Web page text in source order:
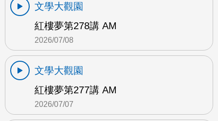
文學大觀園
紅樓夢第278講 AM
2026/07/08
文學大觀園
紅樓夢第277講 AM
2026/07/07